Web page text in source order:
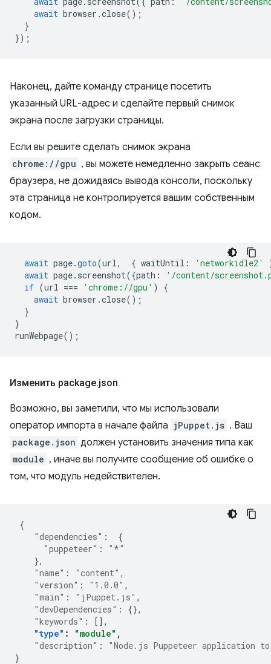
await browser .close();
}
});
Наконец, дайте команду странице посетить
указанный URL-адрес и сделайте первый снимок
экрана после загрузки страницы.
Если вы решите сделать снимок экрана
chrome://gpu , вы можете немедленно закрыть сеанс
браузера, не дожидаясь вывода консоли, поскольку
эта страница не контролируется вашим собственным
кодом.
await page.goto(url , { waitUntil : 'networkidle2'
await page. screenshot({path :
'/content/
if (url === 'chrome://gpu' )
{
await browser .close();
}
}
runWebpage();
Изменить package.json
Возможно, вы заметили, что мы использовали
оператор импорта в начале файла jPuppet.js . Ваш
package.json должен установить значения типа как
module , иначе вы получите сообщение об ошибке о
том, что модуль недействителен.
{
"dependencies" :
{
"puppeteer" :
"*"
},
"name" : "content" ,
"version" : "1.0.0" ,
"main" : "jPuppet.js" ,
"devDependencies" :
{},
"keywords" :
[],
"type" : "module" ,
"description" :
"Node.js Puppeteer application
}